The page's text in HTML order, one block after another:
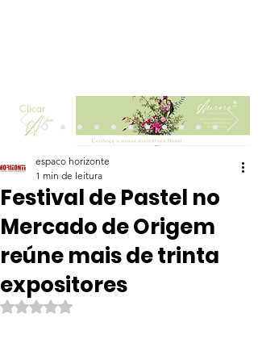
Clicar
Festival de Pastel no
Mercado de Origem
reúne mais de trinta
expositores
espaco horizonte
1 min de leitura
Avaliado com NaN de 5 estrelas.